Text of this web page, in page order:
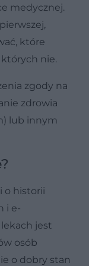
medycznej.
które
nie.
zgody na
zdrowia
lub innym
o historii
i e-
jest
osób
o dobry stan